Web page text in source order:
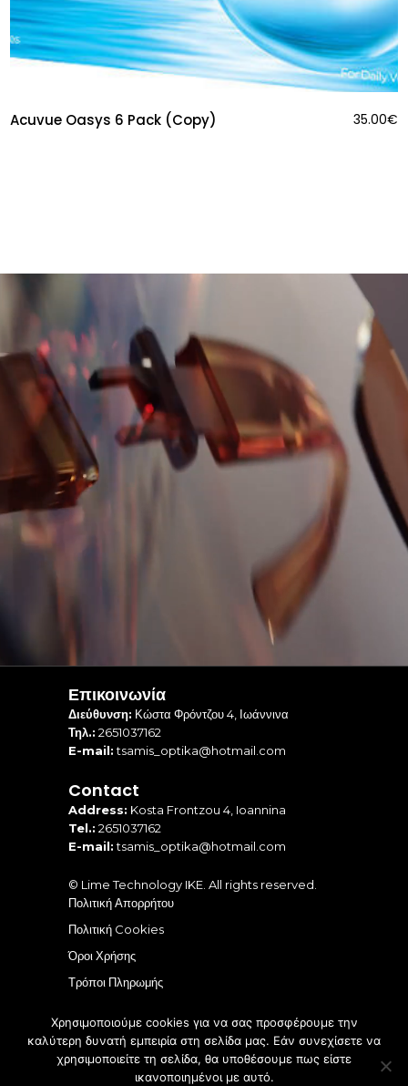
Acuvue Oasys 6 Pack (Copy) 35.00€
Επικοινωνία
Διεύθυνση: Κώστα Φρόντζου 4, Ιωάννινα
Τηλ.: 2651037162
E-mail: tsamis_optika@hotmail.com
Contact
Address: Kosta Frontzou 4, Ioannina
Tel.: 2651037162
E-mail: tsamis_optika@hotmail.com
© Lime Technology IKE . All rights reserved.
Πολιτική Απορρήτου
Πολιτική Cookies
Όροι Χρήσης
Τρόποι Πληρωμής
Χρησιμοποιούμε cookies για να σας προσφέρουμε την
καλύτερη δυνατή εμπειρία στη σελίδα μας. Εάν συνεχίσετε να
χρησιμοποιείτε τη σελίδα, θα υποθέσουμε πως είστε
ικανοποιημένοι με αυτό.